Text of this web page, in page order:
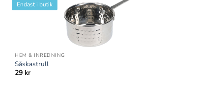
Endast i butik
HEM & INREDNING
Såskastrull
29 kr